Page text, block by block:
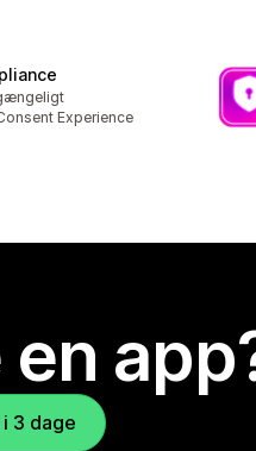
Experience
3 dage